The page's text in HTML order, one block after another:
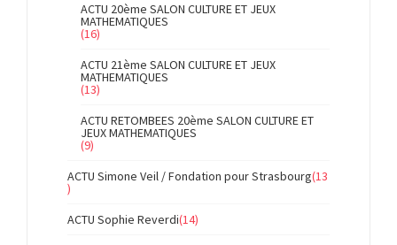
ACTU 20ème SALON CULTURE ET JEUX
MATHEMATIQUES
(16)
ACTU 21ème SALON CULTURE ET JEUX
MATHEMATIQUES
(13)
ACTU RETOMBEES 20ème SALON CULTURE ET
JEUX MATHEMATIQUES
(9)
ACTU Simone Veil / Fondation pour Strasbourg(13
)
ACTU Sophie Reverdi(14)